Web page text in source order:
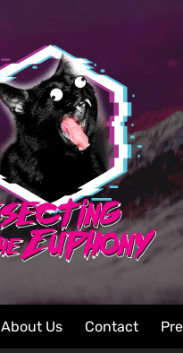
About Us Contact